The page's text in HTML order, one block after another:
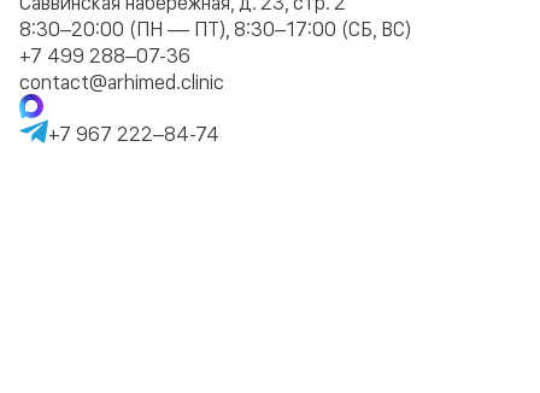
8:30–20:00 (ПН — ПТ), 8:30–17:00 (СБ, ВС)
+7 499 288–07-36
contact@arhimed.clinic
+7 967 222–84-74